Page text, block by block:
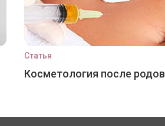
Статья
Косметология после родов